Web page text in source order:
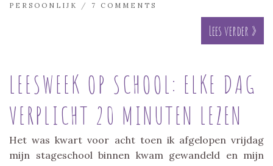
PERSOONLIJK
/ 7 COMMENTS
Lees verder »
LEESWEEK OP SCHOOL: ELKE DAG
VERPLICHT 20 MINUTEN LEZEN
Het was kwart voor acht toen ik afgelopen vrijdag
mijn stageschool binnen kwam gewandeld en mijn